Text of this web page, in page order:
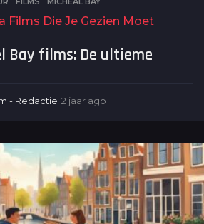
Films Die Je Gezien Moet
Bay films: De ultieme
- Redactie 2 jaar ago
a
r
a
o